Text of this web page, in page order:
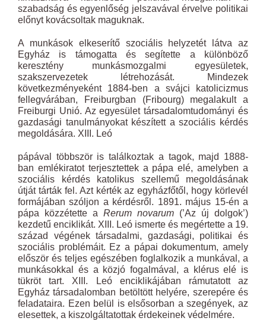
szabadság és egyenlőség jelszavával érvelve politikai
előnyt kovácsoltak maguknak.
A munkások elkeserítő szociális helyzetét látva az
Egyház is támogatta és segítette a különböző
keresztény munkásmozgalmi egyesületek,
szakszervezetek létrehozását. Mindezek
következményeként 1884-ben a svájci katolicizmus
fellegvárában, Freiburgban (Fribourg) megalakult a
Freiburgi Unió. Az egyesület társadalomtudományi és
gazdasági tanulmányokat készített a szociális kérdés
megoldására. XIII. Leó
pápával többször is találkoztak a tagok, majd 1888-
ban emlékiratot terjesztettek a pápa elé, amelyben a
szociális kérdés katolikus szellemű megoldásának
útját tárták fel. Azt kérték az egyházfőtől, hogy körlevél
formájában szóljon a kérdésről. 1891. május 15-én a
pápa közzétette a Rerum novarum (’Az új dolgok’)
kezdetű enciklikát. XIII. Leó ismerte és megértette a 19.
század végének társadalmi, gazdasági, politikai és
szociális problémáit. Ez a pápai dokumentum, amely
először és teljes egészében foglalkozik a munkával, a
munkásokkal és a közjó fogalmával, a klérus elé is
tükröt tart. XIII. Leó enciklikájában rámutatott az
Egyház társadalomban betöltött helyére, szerepére és
feladataira. Ezen belül is elsősorban a szegények, az
elesettek, a kiszolgáltatottak érdekeinek védelmére.